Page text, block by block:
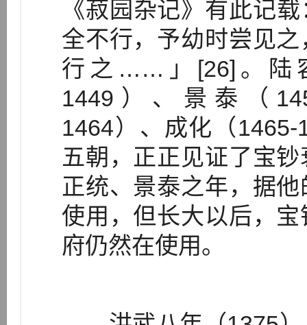
《菽园杂记》有此记
全不行，予幼时尝见
行之……」[26]。陆
1449）、景泰（
1464）、成化（
五朝，正正见证了宝
正统、景泰之年，据
使用，但长大以后，
府仍然在使用。